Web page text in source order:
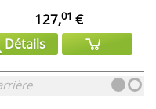
127,01 €
Détails